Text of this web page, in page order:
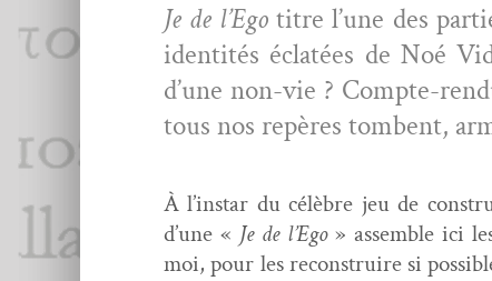
Je de l’Ego titre l’une des
iden­tités éclatées de Noé
d’une non-vie ? Compte-
tous nos repères tombent,
À l’instar du célèbre jeu de
d’une « Je de l’Ego» assem­ble ici
moi, pour les recon­stru­ire si